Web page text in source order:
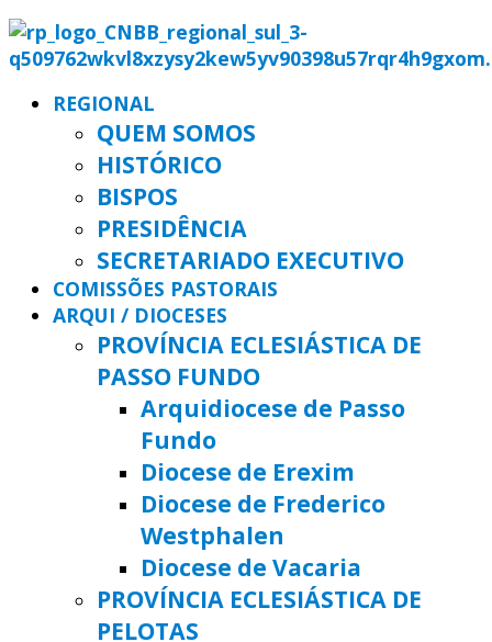
REGIONAL
QUEM SOMOS
HISTÓRICO
BISPOS
PRESIDÊNCIA
SECRETARIADO EXECUTIVO
COMISSÕES PASTORAIS
ARQUI / DIOCESES
PROVÍNCIA ECLESIÁSTICA DE
PASSO FUNDO
Arquidiocese de Passo
Fundo
Diocese de Erexim
Diocese de Frederico
Westphalen
Diocese de Vacaria
PROVÍNCIA ECLESIÁSTICA DE
PELOTAS